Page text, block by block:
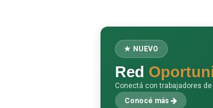
★ NUEVO
Red
Conectá con trabajadores
Conocé más